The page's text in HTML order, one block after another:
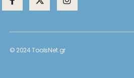
© 2024 ToolsNet.gr